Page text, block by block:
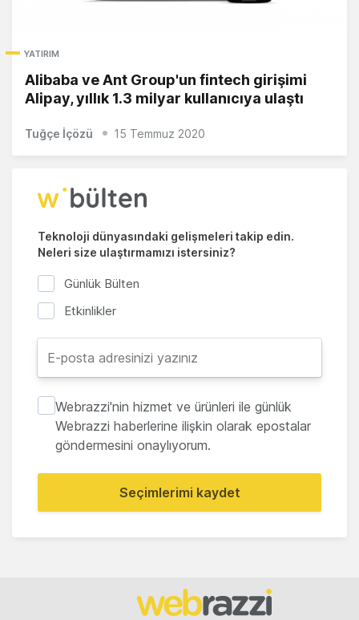
YATIRIM
Alibaba ve Ant Group'un fintech girişimi
Alipay, yıllık 1.3 milyar kullanıcıya ulaştı
Tuğçe İçözü 15 Temmuz 2020
Teknoloji dünyasındaki gelişmeleri takip edin.
Neleri size ulaştırmamızı istersiniz?
Günlük Bülten
Etkinlikler
Webrazzi'nin hizmet ve ürünleri ile günlük
Webrazzi haberlerine ilişkin olarak epostalar
göndermesini onaylıyorum.
Seçimlerimi kaydet